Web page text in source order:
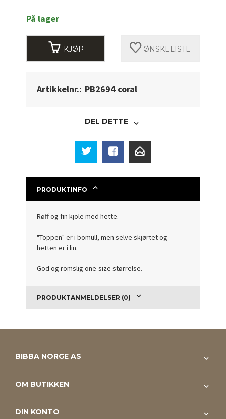
På lager
KJØP ØNSKELISTE
Artikkelnr.: PB2694 coral
DEL DETTE
PRODUKTINFO
Røff og fin kjole med hette.
"Toppen" er i bomull, men selve skjørtet og
hetten er i lin.
God og romslig one-size størrelse.
PRODUKTANMELDELSER (0)
BIBBA NORGE AS
OM BUTIKKEN
DIN KONTO